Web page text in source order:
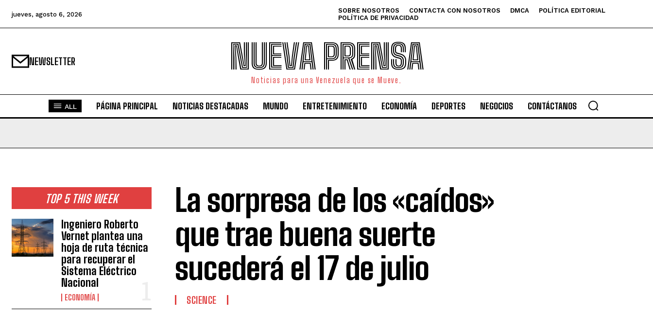
jueves, agosto 6, 2026 SOBRE NOSOTROS CONTACTA CON NOSOTROS DMCA
POLÍTICA EDITORIAL
POLÍTICA DE PRIVACIDAD
NEWSLETTER NUEVA PRENSA
Noticias para una Venezuela que se Mueve.
ALL PÁGINA PRINCIPAL NOTICIAS DESTACADAS MUNDO ENTRETENIMIENTO ECONOMÍA DEPORTES NEGOCIOS CONTÁCTANOS
TOP 5 THIS WEEK
Ingeniero Roberto
Vernet plantea una
hoja de ruta técnica
para recuperar el
Sistema Eléctrico
Nacional
ECONOMÍA
La sorpresa de los «caídos»
que trae buena suerte
sucederá el 17 de julio
SCIENCE